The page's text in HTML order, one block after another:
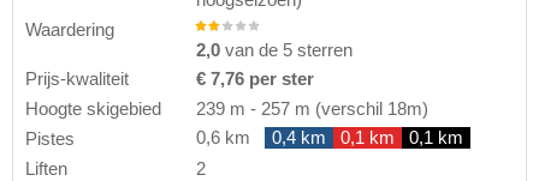
Waardering
2,0 van de 5 sterren
Prijs-kwaliteit
€ 7,76 per ster
Hoogte skigebied
239 m - 257 m (verschil 18m)
Pistes
0,6 km 0,4 km 0,1 km
0,1 km
Liften
2